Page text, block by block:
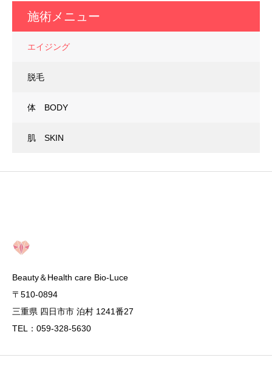
施術メニュー
エイジング
脱毛
体 BODY
肌 SKIN
Beauty＆Health care Bio-Luce
〒510-0894
三重県 四日市市 泊村 1241番27
TEL：059-328-5630